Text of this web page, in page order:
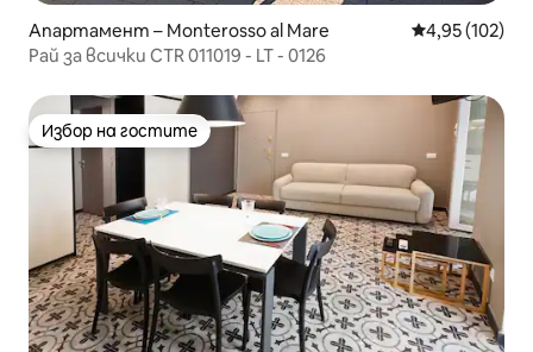
Апартамент – Monterosso al Mare Средна
4,95 (102)
Рай за всички CTR 011019 - LT - 0126
Избор на гостите
Избор на гостите